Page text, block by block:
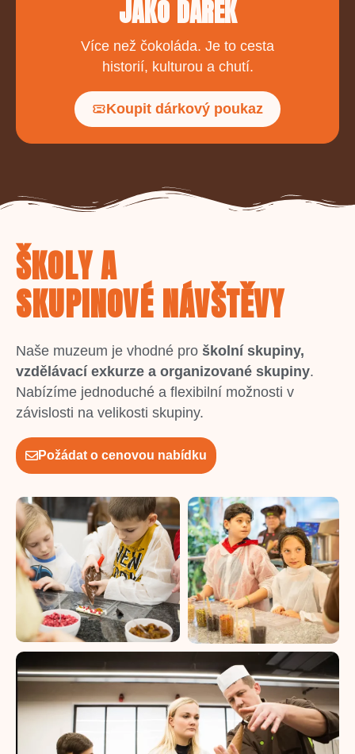
JAKO DÁREK
Více než čokoláda. Je to cesta
historií, kulturou a chutí.
Koupit dárkový poukaz
ŠKOLY A
SKUPINOVÉ NÁVŠTĚVY
Naše muzeum je vhodné pro školní skupiny,
vzdělávací exkurze a organizované skupiny.
Nabízíme jednoduché a flexibilní možnosti v
závislosti na velikosti skupiny.
Požádat o cenovou nabídku